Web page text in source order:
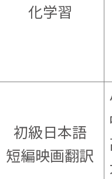
化学習
初級日本語
短編映画翻訳